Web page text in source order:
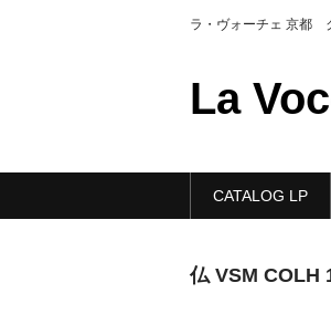
ラ・ヴォーチェ 京都
La
CATALOG LP
仏 VSM COLH